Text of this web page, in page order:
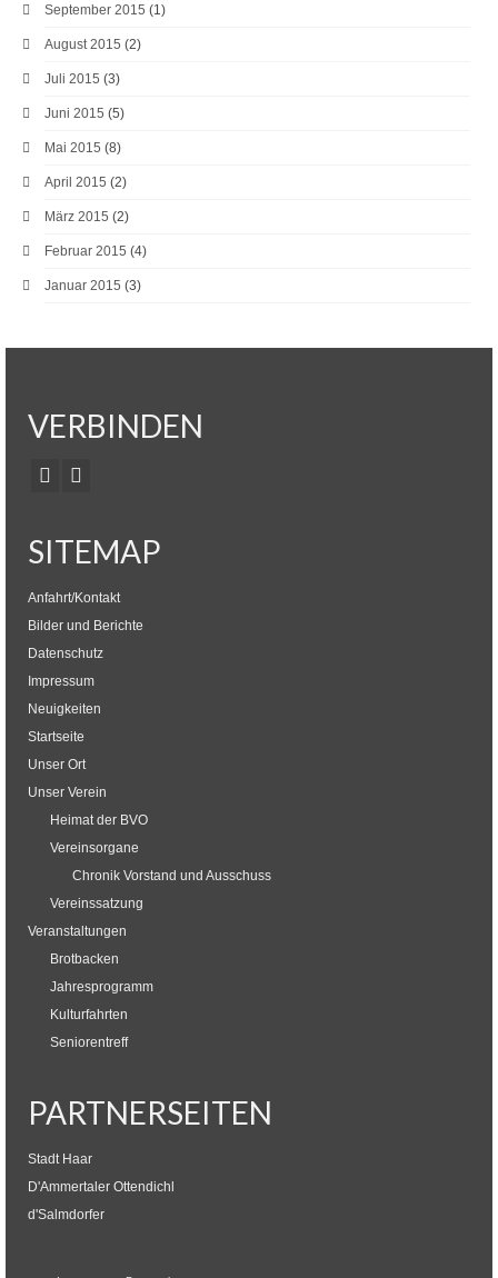
September 2015 (1)
August 2015 (2)
Juli 2015 (3)
Juni 2015 (5)
Mai 2015 (8)
April 2015 (2)
März 2015 (2)
Februar 2015 (4)
Januar 2015 (3)
VERBINDEN
SITEMAP
Anfahrt/Kontakt
Bilder und Berichte
Datenschutz
Impressum
Neuigkeiten
Startseite
Unser Ort
Unser Verein
Heimat der BVO
Vereinsorgane
Chronik Vorstand und Ausschuss
Vereinssatzung
Veranstaltungen
Brotbacken
Jahresprogramm
Kulturfahrten
Seniorentreff
PARTNERSEITEN
Stadt Haar
D'Ammertaler Ottendichl
d'Salmdorfer